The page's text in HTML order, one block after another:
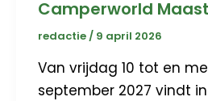
Camperworld
redactie/ 9 april 2026
Van vrijdag 10 tot en
september 2027 vindt in